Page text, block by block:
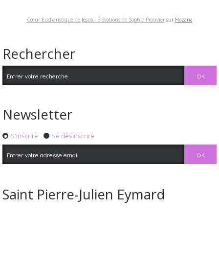
Cœur Eucharistique de Jésus - Élévations de Sophie Prouviersur Hozana
Rechercher
Newsletter
S'inscrire Se désinscrire
Saint Pierre-Julien Eymard